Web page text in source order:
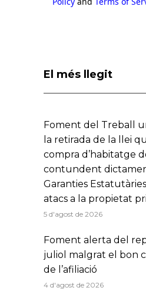
El més llegit
Foment del Treball
la retirada de la llei
compra d’habitatge
contundent
Garanties
atacs a la propietat
5 d'agost de 2026
Foment alerta del
juliol malgrat el bon
de l’afiliació
4 d'agost de 2026